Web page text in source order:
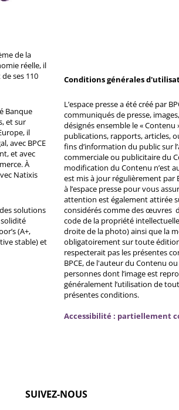
de la
réelle, il
ses 110
Banque
et sur
il
avec BPCE
et avec
À
Natixis
solutions
(A+,
stable) et
Conditions générales
L’espace presse a été créé par
communiqués de presse,
désignés ensemble le «
publications, rapports, articles,
fins d’information du public sur
commerciale ou publicitaire du
modification du Contenu n’est
est mis à jour régulièrement par
à l’espace presse pour vous
attention est également attirée
considérés comme des œuvres
code de la propriété
droite de la photo) ainsi que la
obligatoirement sur toute
respecterait pas les présentes
BPCE, de l'auteur du Contenu
personnes dont l’image est
généralement l’utilisation de
présentes conditions.
Accessibilité : partiellement
SUIVEZ-NOUS